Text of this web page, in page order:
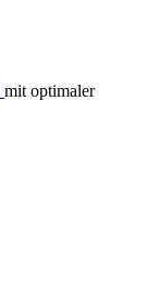
mit optimaler